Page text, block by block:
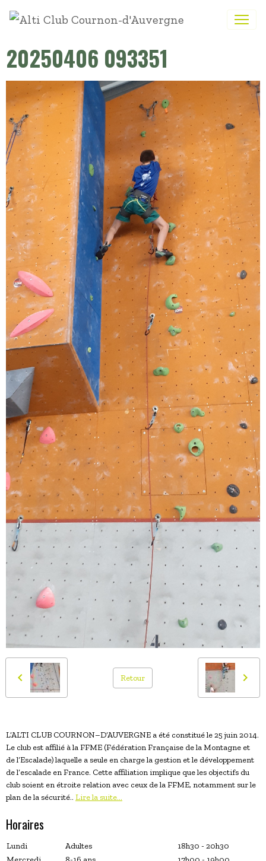
20250406 093351
Retour
L’ALTI CLUB COURNON–D’AUVERGNE a été constitué le 25 juin 2014.
Le club est affilié à la FFME (Fédération Française de la Montagne et
de l’Escalade) laquelle a seule en charge la gestion et le développement
de l’escalade en France. Cette affiliation implique que les objectifs du
club soient en étroite relation avec ceux de la FFME, notamment sur le
plan de la sécurité.. Lire la suite...
Horaires
Lundi Adultes
18h30 - 20h30